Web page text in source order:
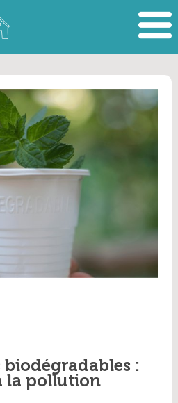
:
la pollution